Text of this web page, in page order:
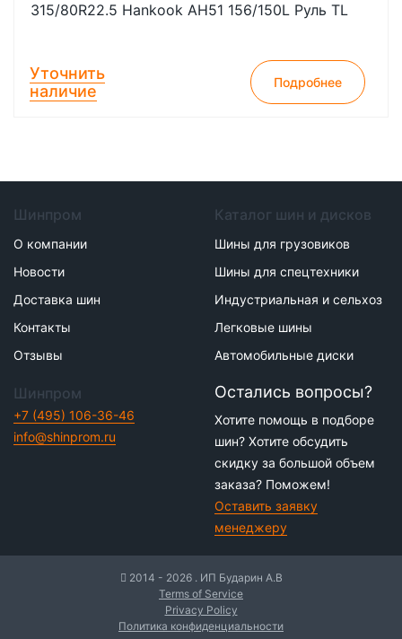
315/80R22.5 Hankook AH51 156/150L Руль TL
Уточнить
наличие
Подробнее
Шинпром
О компании
Новости
Доставка шин
Контакты
Отзывы
Каталог шин и дисков
Шины для грузовиков
Шины для спецтехники
Индустриальная и сельхоз
Легковые шины
Автомобильные диски
Шинпром
+7 (495) 106-36-46
info@shinprom.ru
Остались вопросы?
Хотите помощь в подборе
шин? Хотите обсудить
скидку за большой объем
заказа? Поможем!
Оставить заявку
менеджеру
2014 - 2026 . ИП Бударин А.В
Terms of Service
Privacy Policy
Политика конфиденциальности